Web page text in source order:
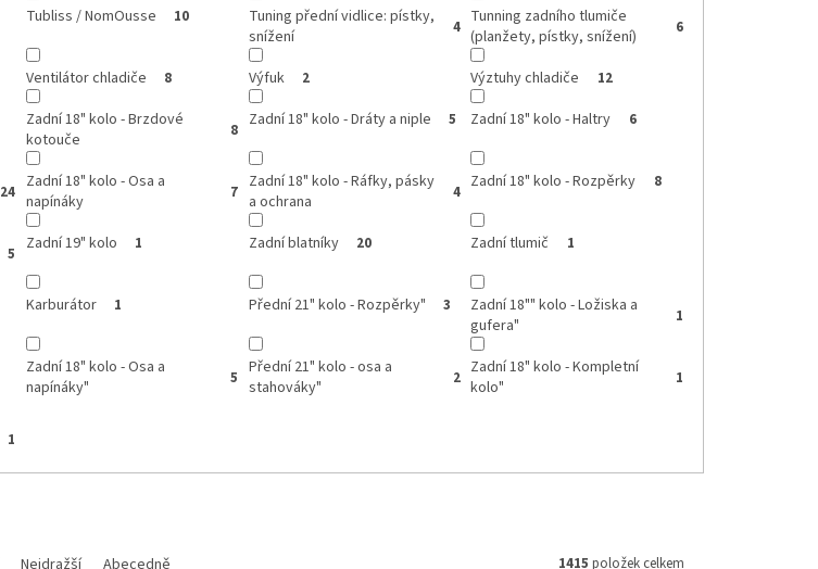
Tubliss / NomOusse 10
Tuning přední vidlice: pístky,
snížení
4 Tunning zadního tlumiče
(planžety, pístky, snížení)
6
Ventilátor chladiče 8 Výfuk 2 Výztuhy chladiče 12
Zadní 18" kolo - Brzdové
kotouče
8 Zadní 18" kolo - Dráty a niple 5 Zadní 18" kolo - Haltry 6
24
Zadní 18" kolo - Osa a
napínáky
7
Zadní 18" kolo - Ráfky, pásky
a ochrana
4 Zadní 18" kolo - Rozpěrky 8
5 Zadní 19" kolo 1 Zadní blatníky 20 Zadní tlumič 1
Karburátor 1 Přední 21" kolo - Rozpěrky" 3
Zadní 18"" kolo - Ložiska a
gufera"
1
Zadní 18" kolo - Osa a
napínáky"
5
Přední 21" kolo - osa a
stahováky"
2 Zadní 18" kolo - Kompletní
kolo"
1
1
Nejdražší Abecedně 1415 položek celkem